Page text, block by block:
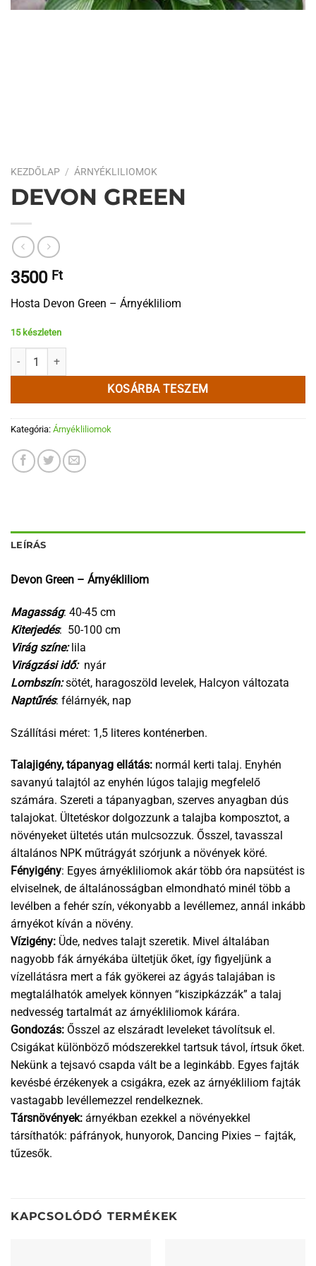
KEZDŐLAP / ÁRNYÉKLILIOMOK
DEVON GREEN
3500 Ft
Hosta Devon Green – Árnyékliliom
15 készleten
Devon Green mennyiség
KOSÁRBA TESZEM
Kategória: Árnyékliliomok
LEÍRÁS
Devon Green – Árnyékliliom
Magasság: 40-45 cm
Kiterjedés: 50-100 cm
Virág színe:lila
Virágzási idő:nyár
Lombszín:sötét, haragoszöld levelek, Halcyon változata
Naptűrés: félárnyék, nap
Szállítási méret: 1,5 literes konténerben.
Talajigény, tápanyag ellátás: normál kerti talaj. Enyhén
savanyú talajtól az enyhén lúgos talajig megfelelő
számára. Szereti a tápanyagban, szerves anyagban dús
talajokat. Ültetéskor dolgozzunk a talajba komposztot, a
növényeket ültetés után mulcsozzuk. Ősszel, tavasszal
általános NPK műtrágyát szórjunk a növények köré.
Fényigény: Egyes árnyékliliomok akár több óra napsütést is
elviselnek, de általánosságban elmondható minél több a
levélben a fehér szín, vékonyabb a levéllemez, annál inkább
árnyékot kíván a növény.
Vízigény: Üde, nedves talajt szeretik. Mivel általában
nagyobb fák árnyékába ültetjük őket, így figyeljünk a
vízellátásra mert a fák gyökerei az ágyás talajában is
megtalálhatók amelyek könnyen “kiszipkázzák” a talaj
nedvesség tartalmát az árnyékliliomok kárára.
Gondozás: Ősszel az elszáradt leveleket távolítsuk el.
Csigákat különböző módszerekkel tartsuk távol, írtsuk őket.
Nekünk a tejsavó csapda vált be a leginkább. Egyes fajták
kevésbé érzékenyek a csigákra, ezek az árnyékliliom fajták
vastagabb levéllemezzel rendelkeznek.
Társnövények: árnyékban ezekkel a növényekkel
társíthatók: páfrányok, hunyorok, Dancing Pixies – fajták,
tűzesők.
KAPCSOLÓDÓ TERMÉKEK